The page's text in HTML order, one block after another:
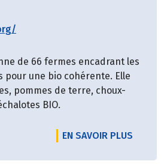
de 66 fermes encadrant les
pour une bio cohérente. Elle
pommes de terre, choux-
BIO.
EN SAVOIR PLUS